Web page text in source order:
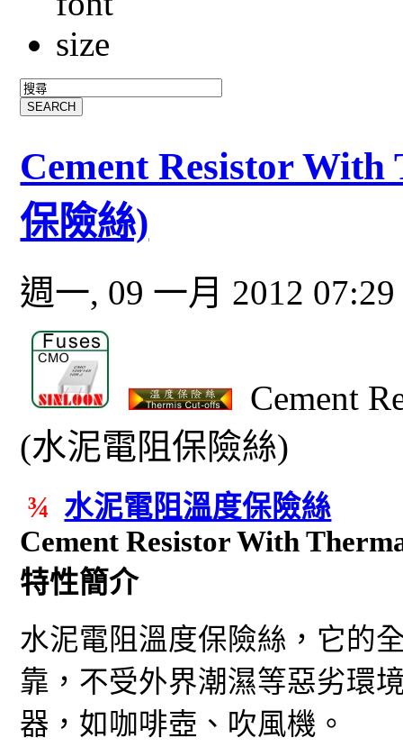
Cement Resistor
保險絲)
週一, 09 一月 2012
Cement
(水泥電阻保險絲)
¾ 水泥電阻溫度保險絲
Cement Resistor With
特性簡介
水泥電阻溫度保險絲，它的
靠，不受外界潮濕等惡劣環
器，如咖啡壺、吹風機。